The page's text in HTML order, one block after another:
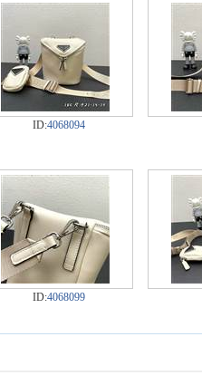
ID:4068094
ID:4068099